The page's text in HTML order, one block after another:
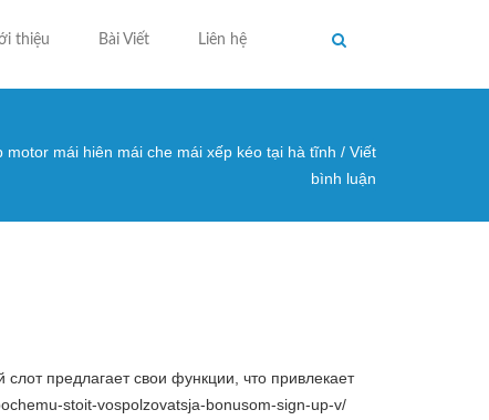
thiệu Bài Viết Liên hệ
ở đây
motor mái hiên mái che mái xếp kéo tại hà tĩnh / Viết
bình luận
предлагает свои функции, что привлекает
stoit-vospolzovatsja-bonusom-sign-up-v/